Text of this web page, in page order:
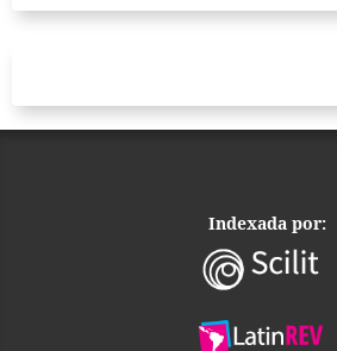
Indexada por: